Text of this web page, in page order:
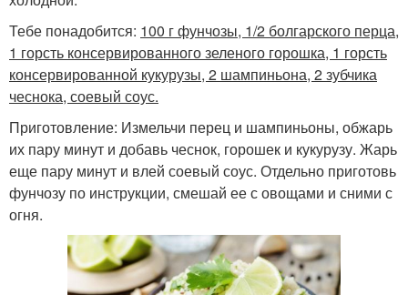
Тебе понадобится: 100 г фунчозы, 1/2 болгарского перца,
1 горсть консервированного зеленого горошка, 1 горсть
консервированной кукурузы, 2 шампиньона, 2 зубчика
чеснока, соевый соус.
Приготовление: Измельчи перец и шампиньоны, обжарь
их пару минут и добавь чеснок, горошек и кукурузу. Жарь
еще пару минут и влей соевый соус. Отдельно приготовь
фунчозу по инструкции, смешай ее с овощами и сними с
огня.